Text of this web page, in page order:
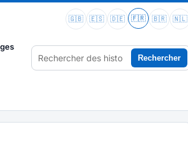
🇬🇧 🇪🇸 🇩🇪 🇫🇷 🇧🇷 🇳🇱
Rechercher